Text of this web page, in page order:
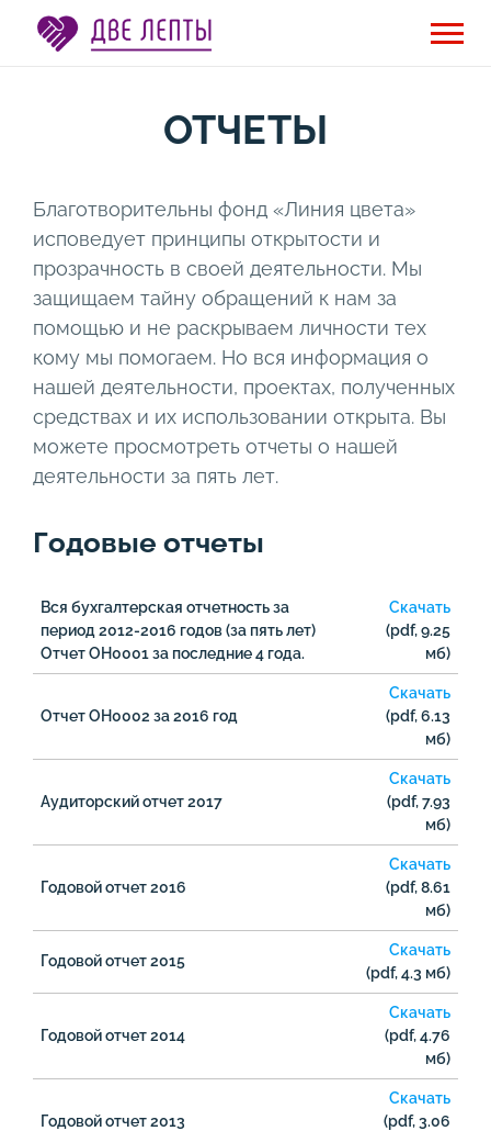
ОТЧЕТЫ
Благотворительны фонд «Линия цвета»
исповедует принципы открытости и
прозрачность в своей деятельности. Мы
защищаем тайну обращений к нам за
помощью и не раскрываем личности тех
кому мы помогаем. Но вся информация о
нашей деятельности, проектах, полученных
средствах и их использовании открыта. Вы
можете просмотреть отчеты о нашей
деятельности за пять лет.
Годовые отчеты
Вся бухгалтерская отчетность за
период 2012-2016 годов (за пять лет)
Отчет ОН0001 за последние 4 года.
Скачать
(pdf, 9.25
мб)
Отчет ОН0002 за 2016 год
Скачать
(pdf, 6.13
мб)
Аудиторский отчет 2017
Скачать
(pdf, 7.93
мб)
Годовой отчет 2016
Скачать
(pdf, 8.61
мб)
Годовой отчет 2015
Скачать
(pdf, 4.3 мб)
Годовой отчет 2014
Скачать
(pdf, 4.76
мб)
Годовой отчет 2013
Скачать
(pdf, 3.06